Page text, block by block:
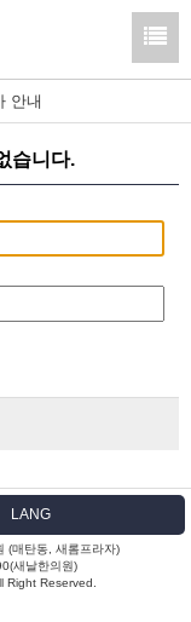
안내
습니다.
LANG
(매탄동, 새롬프라자)
새날한의원)
Right Reserved.